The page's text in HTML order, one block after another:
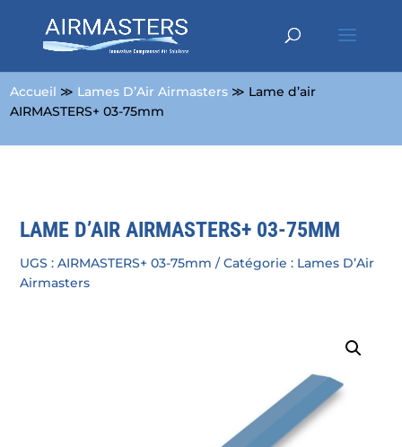
Accueil ≫ Lames D’Air Airmasters ≫ Lame d’air
AIRMASTERS+ 03-75mm
LAME D’AIR AIRMASTERS+ 03-75MM
UGS :AIRMASTERS+ 03-75mm Catégorie : Lames D’Air
Airmasters